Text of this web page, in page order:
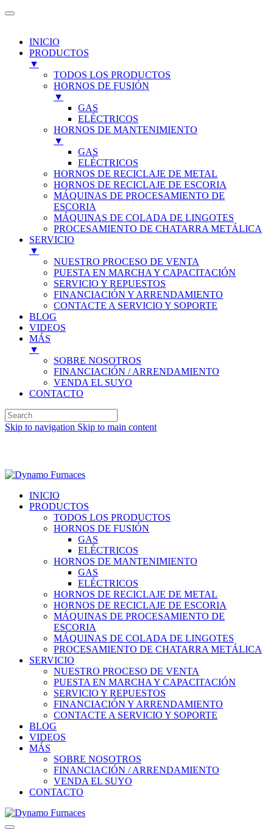
INICIO
PRODUCTOS
▼
TODOS LOS PRODUCTOS
HORNOS DE FUSIÓN
▼
GAS
ELÉCTRICOS
HORNOS DE MANTENIMIENTO
▼
GAS
ELÉCTRICOS
HORNOS DE RECICLAJE DE METAL
HORNOS DE RECICLAJE DE ESCORIA
MÁQUINAS DE PROCESAMIENTO DE
ESCORIA
MÁQUINAS DE COLADA DE LINGOTES
PROCESAMIENTO DE CHATARRA METÁLICA
SERVICIO
▼
NUESTRO PROCESO DE VENTA
PUESTA EN MARCHA Y CAPACITACIÓN
SERVICIO Y REPUESTOS
FINANCIACIÓN Y ARRENDAMIENTO
CONTACTE A SERVICIO Y SOPORTE
BLOG
VIDEOS
MÁS
▼
SOBRE NOSOTROS
FINANCIACIÓN / ARRENDAMIENTO
VENDA EL SUYO
CONTACTO
Skip to navigation Skip to main content
INICIO
PRODUCTOS
TODOS LOS PRODUCTOS
HORNOS DE FUSIÓN
GAS
ELÉCTRICOS
HORNOS DE MANTENIMIENTO
GAS
ELÉCTRICOS
HORNOS DE RECICLAJE DE METAL
HORNOS DE RECICLAJE DE ESCORIA
MÁQUINAS DE PROCESAMIENTO DE
ESCORIA
MÁQUINAS DE COLADA DE LINGOTES
PROCESAMIENTO DE CHATARRA METÁLICA
SERVICIO
NUESTRO PROCESO DE VENTA
PUESTA EN MARCHA Y CAPACITACIÓN
SERVICIO Y REPUESTOS
FINANCIACIÓN Y ARRENDAMIENTO
CONTACTE A SERVICIO Y SOPORTE
BLOG
VIDEOS
MÁS
SOBRE NOSOTROS
FINANCIACIÓN / ARRENDAMIENTO
VENDA EL SUYO
CONTACTO